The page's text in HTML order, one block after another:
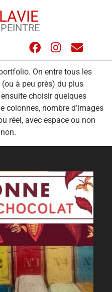
On entre tous les
à peu près) du plus
choisir quelques
colonnes, nombre d’images
réel, avec espace ou non